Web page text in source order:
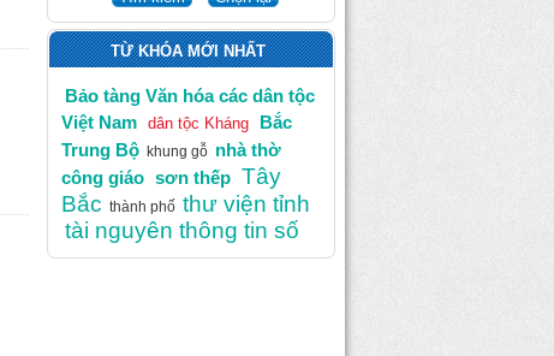
TỪ KHÓA MỚI NHẤT
Bảo tàng Văn hóa các dân tộc
Việt Nam dân tộc Kháng
Bắc
Trung Bộ khung gỗ nhà thờ
công giáo sơn thếp Tây
Bắc thành phố thư viện tỉnh
tài nguyên thông tin số